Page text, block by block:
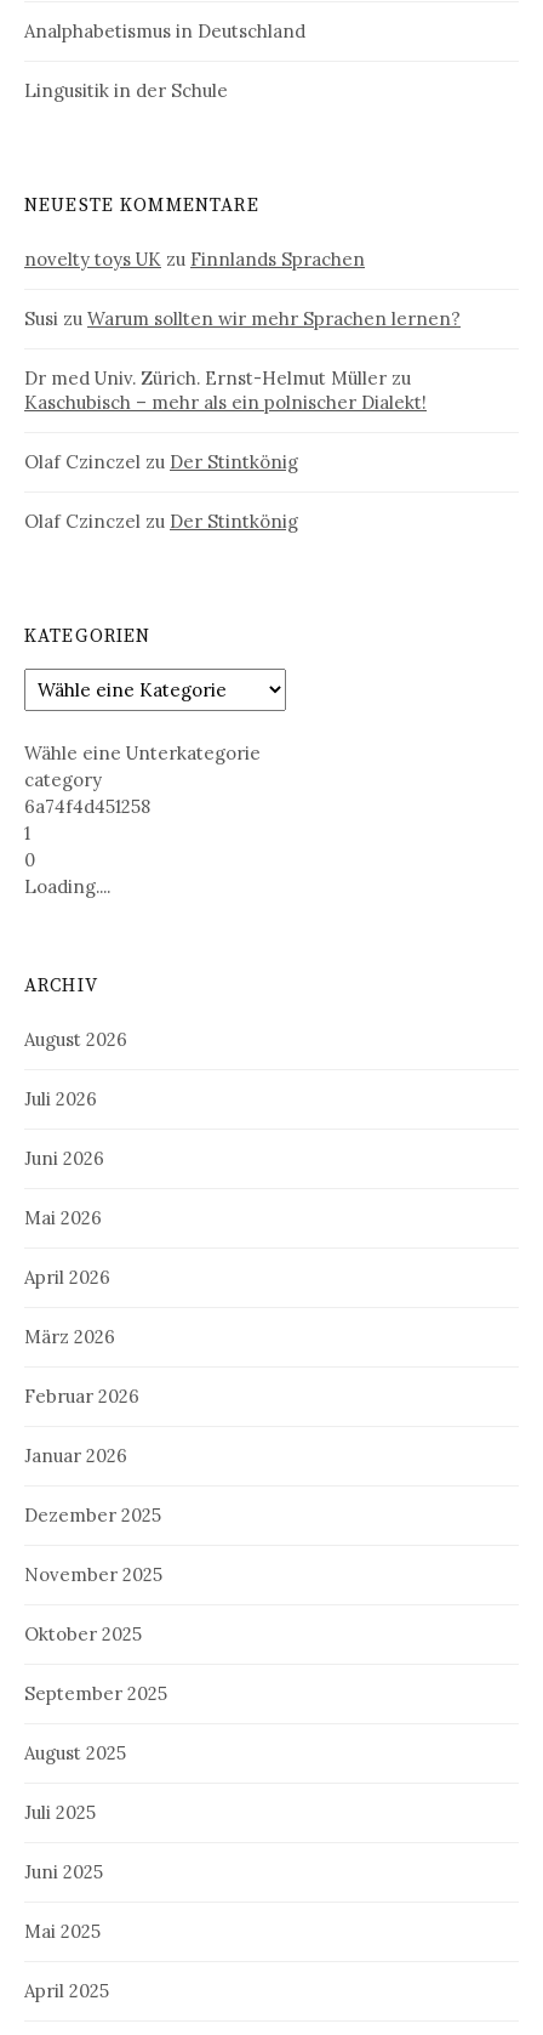
Analphabetismus in Deutschland
Lingusitik in der Schule
NEUESTE KOMMENTARE
novelty toys UK zu Finnlands Sprachen
Susi zu Warum sollten wir mehr Sprachen lernen?
Dr med Univ. Zürich. Ernst-Helmut Müller zu
Kaschubisch – mehr als ein polnischer Dialekt!
Olaf Czinczel zu Der Stintkönig
Olaf Czinczel zu Der Stintkönig
KATEGORIEN
Wähle eine Unterkategorie
category
6a74f4d451258
1
0
Loading....
ARCHIV
August 2026
Juli 2026
Juni 2026
Mai 2026
April 2026
März 2026
Februar 2026
Januar 2026
Dezember 2025
November 2025
Oktober 2025
September 2025
August 2025
Juli 2025
Juni 2025
Mai 2025
April 2025